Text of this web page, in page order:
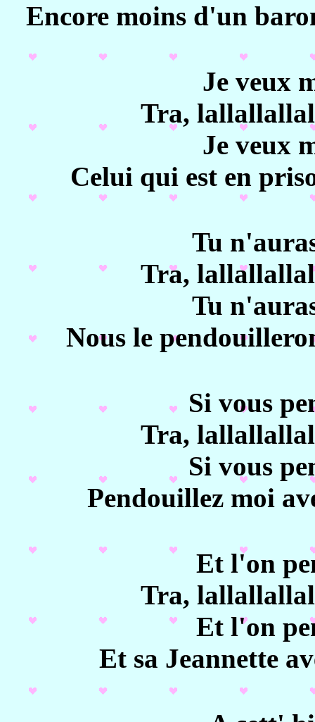
Encore moins d'un
Je veux
Tra,
Je veux
Celui qui est en
Tu
Tra,
Tu
Nous le
Si vous
Tra,
Si vous
Pendouillez moi
Et l'on
Tra,
Et l'on
Et sa Jeannette